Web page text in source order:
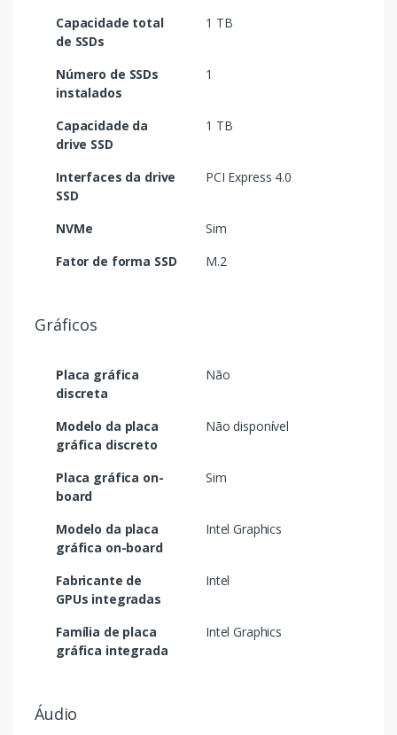
Capacidade total
de SSDs
1 TB
Número de SSDs
instalados
1
Capacidade da
drive SSD
1 TB
Interfaces da drive
SSD
PCI Express 4.0
NVMe
Sim
Fator de forma SSD
M.2
Gráficos
Placa gráfica
discreta
Não
Modelo da placa
gráfica discreto
Não disponível
Placa gráfica on-
board
Sim
Modelo da placa
gráfica on-board
Intel Graphics
Fabricante de
GPUs integradas
Intel
Família de placa
gráfica integrada
Intel Graphics
Áudio